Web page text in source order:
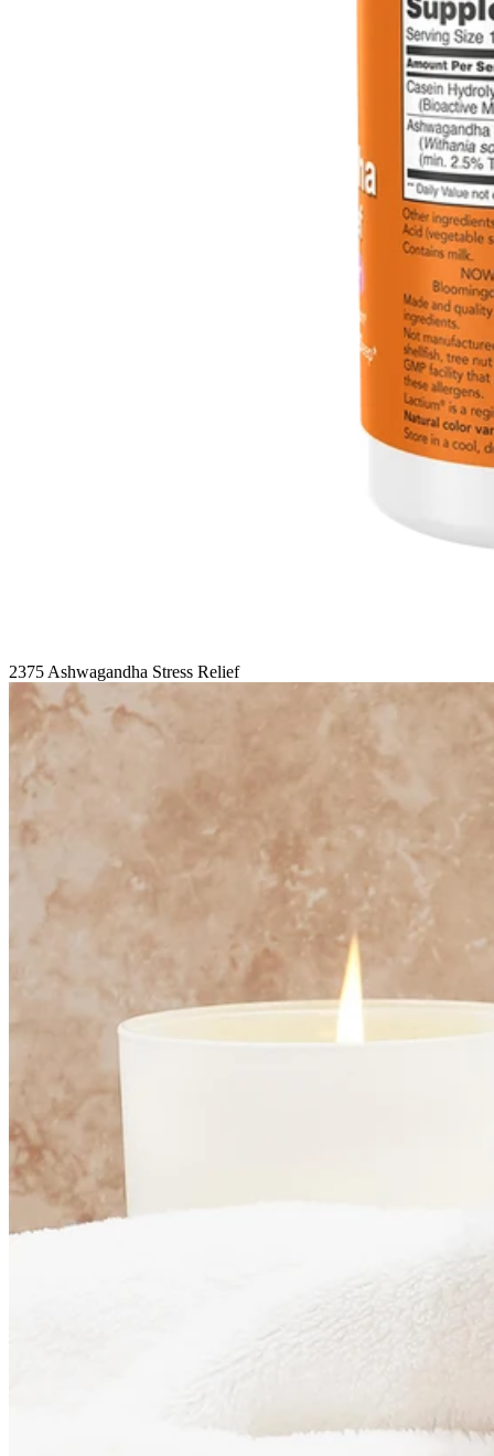
2375 Ashwagandha Stress Relief